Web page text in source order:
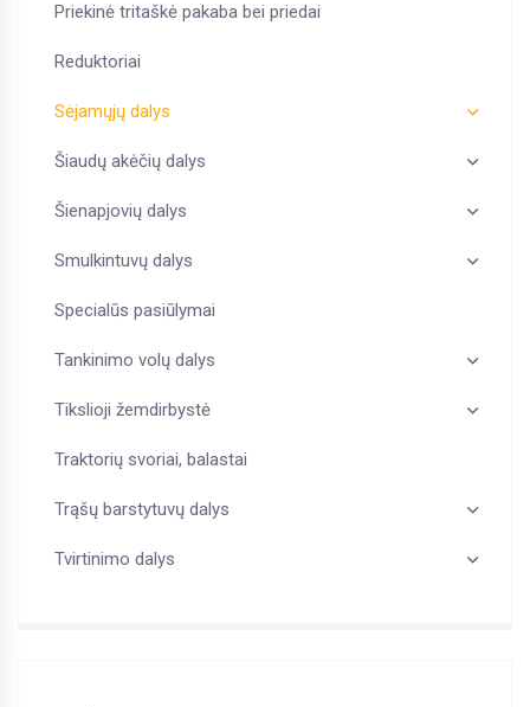
Priekinė tritaškė pakaba bei priedai
Reduktoriai
Sėjamųjų dalys
Šiaudų akėčių dalys
Šienapjovių dalys
Smulkintuvų dalys
Specialūs pasiūlymai
Tankinimo volų dalys
Tikslioji žemdirbystė
Traktorių svoriai, balastai
Trąšų barstytuvų dalys
Tvirtinimo dalys